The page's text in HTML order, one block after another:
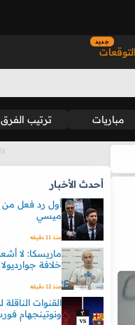
جديد
مباريات ترتيب الفرق
أحدث الأخبار
أول رد فعل من
ميسي
منذ 11 دقيقه
ماريسكا: لا
خلافة
منذ 12 دقيقه
القنوات الناقلة
ونوتينجهام